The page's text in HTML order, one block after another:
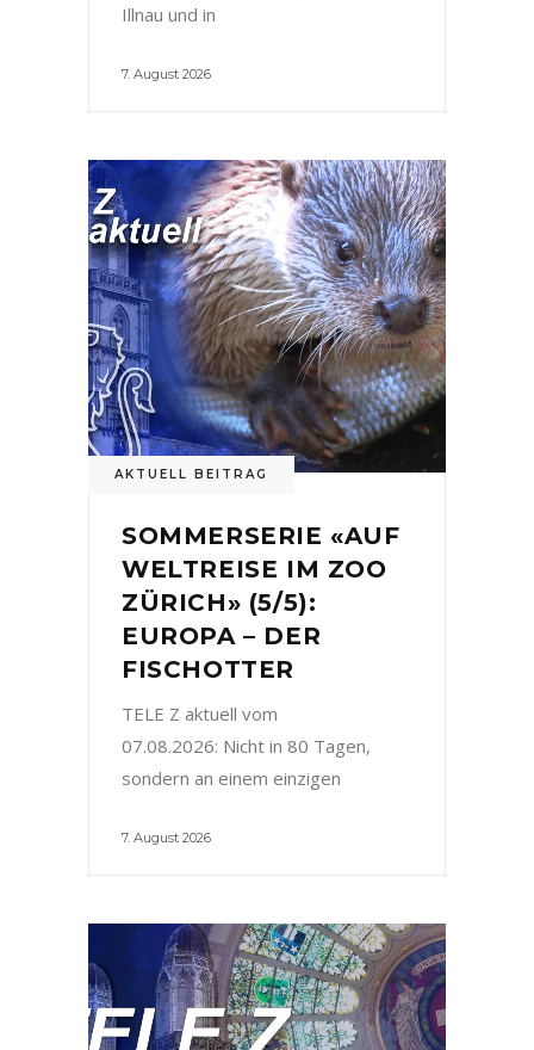
Illnau und in
7. August 2026
AKTUELL BEITRAG
SOMMERSERIE «AUF
WELTREISE IM ZOO
ZÜRICH» (5/5):
EUROPA – DER
FISCHOTTER
TELE Z aktuell vom
07.08.2026: Nicht in 80 Tagen,
sondern an einem einzigen
7. August 2026